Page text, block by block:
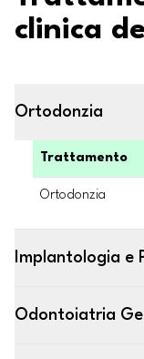
clinica
Ortodonzia
Trattamento
Ortodonzia
Implantologia e
Odontoiatria